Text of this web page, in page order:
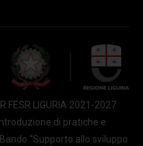
FESR LIGURIA 2021-2027
di pratiche e
“Supporto allo sviluppo